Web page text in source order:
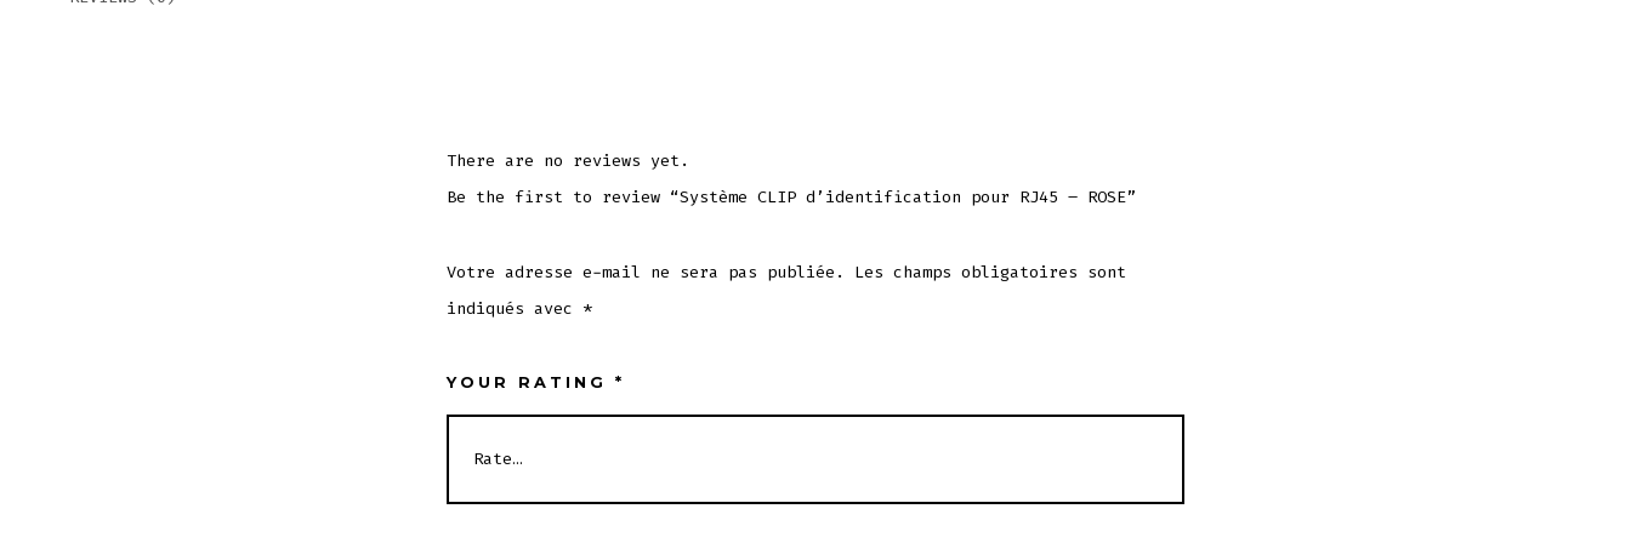
There are no reviews yet.
Be the first to review “Système CLIP d’identification pour RJ45 – ROSE”
Votre adresse e-mail ne sera pas publiée.
Les champs obligatoires sont
indiqués avec *
YOUR RATING *